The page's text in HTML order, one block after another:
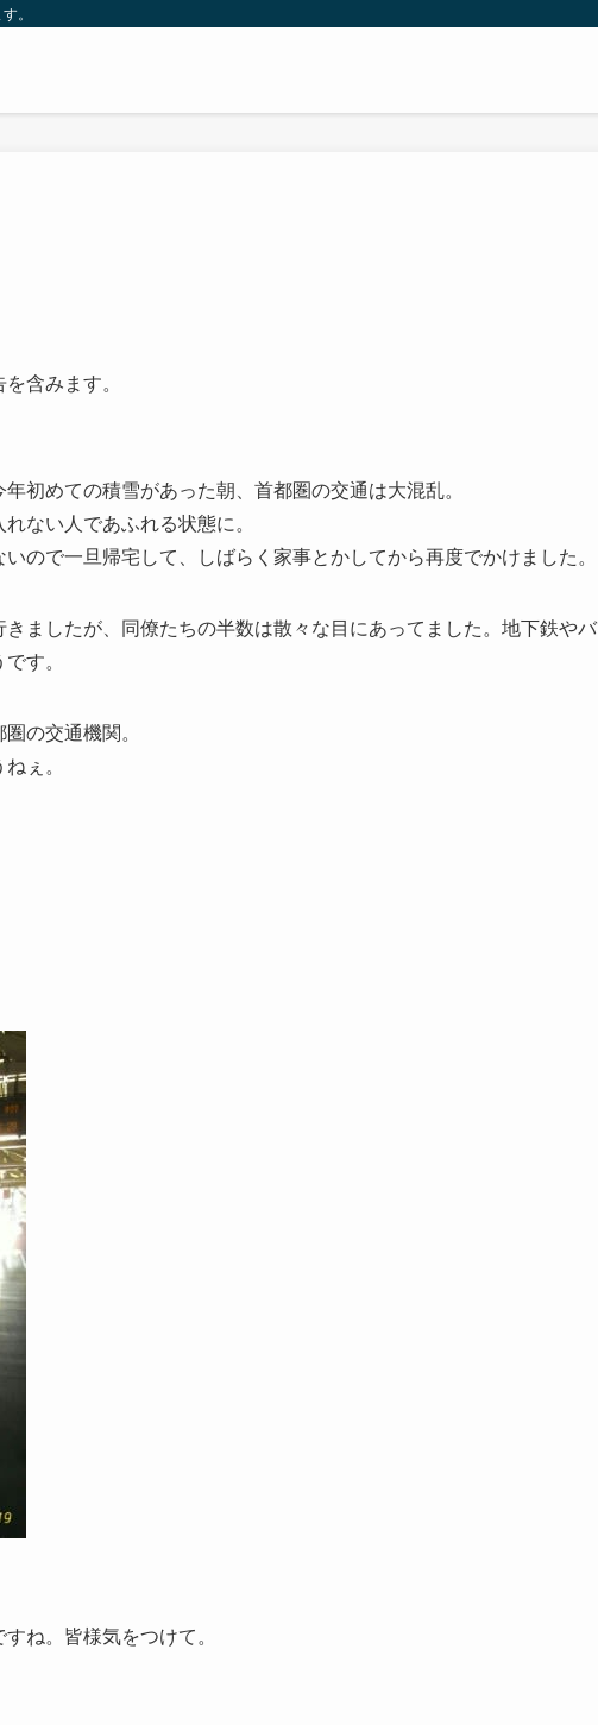
。
含みます。
初めての積雪があった朝、首都圏の交通は大混乱。
ない人であふれる状態に。
ので一旦帰宅して、しばらく家事とかしてから再度でかけました。
ましたが、同僚たちの半数は散々な目にあってました。地下鉄やバ
す。
の交通機関。
ぇ。
ね。皆様気をつけて。